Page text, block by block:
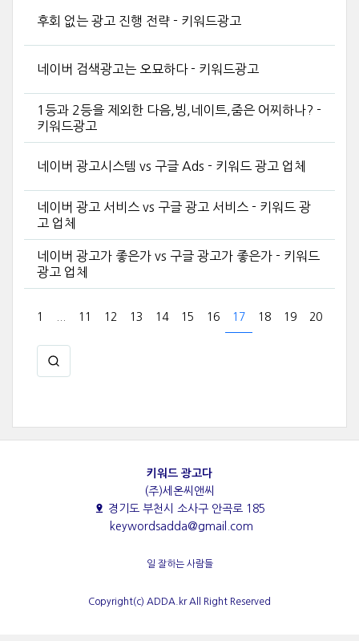
후회 없는 광고 진행 전략 - 키워드광고
네이버 검색광고는 오묘하다 - 키워드광고
1등과 2등을 제외한 다음,빙,네이트,줌은 어찌하나? -
키워드광고
네이버 광고시스템 vs 구글 Ads - 키워드 광고 업체
네이버 광고 서비스 vs 구글 광고 서비스 - 키워드 광
고 업체
네이버 광고가 좋은가 vs 구글 광고가 좋은가 - 키워드
광고 업체
1 11 12 13 14 15 16 17 18 19 20
키워드 광고다
(주)세온씨앤씨
경기도 부천시 소사구 안곡로 185
keywordsadda@gmail.com
일 잘하는 사람들
Copyright(c) ADDA.kr All Right Reserved